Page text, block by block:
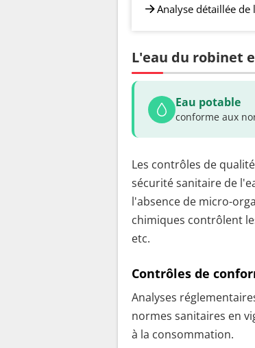
Analyse détaillée de
L'eau du robinet
Eau potable
conforme aux
Les contrôles de
sécurité sanitaire de
l'absence de micro-
chimiques contrôlent
etc.
Contrôles de
Analyses
normes sanitaires en
à la consommation.